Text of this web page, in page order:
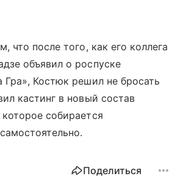
что после того, как его коллега
объявил о роспуске
Гра», Костюк решил не бросать
кастинг в новый состав
собирается
Поделиться